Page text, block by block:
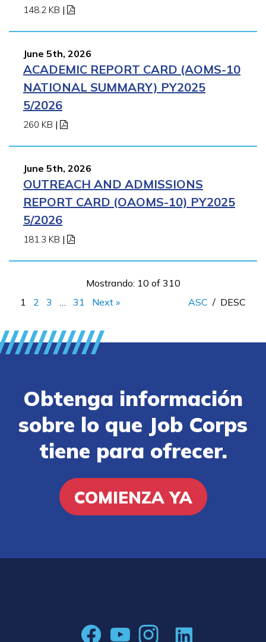
148.2 KB |
June 5th, 2026
ACADEMIC REPORT CARD (AOMS-10
NATIONAL SUMMARY) PY2025
5/2026
260 KB |
June 5th, 2026
OUTREACH AND ADMISSIONS
REPORT CARD (OAOMS-10) PY2025
5/2026
181.3 KB |
Mostrando: 10 of 310
1
2 3 31 Next » ASC / DESC
Obtenga información
sobre lo que Job Corps
tiene para ofrecer.
COMIENZA YA